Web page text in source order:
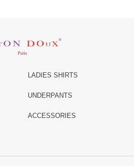
LADIES SHIRTS
UNDERPANTS
ACCESSORIES